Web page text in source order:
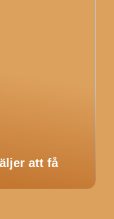
att få